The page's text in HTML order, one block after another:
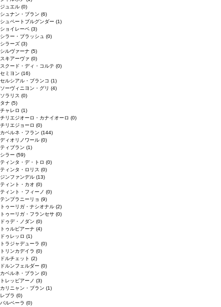
ジュエル (0)
シュナン・ブラン (6)
シュペートブルグンダー (1)
ショイレーベ (3)
シラー・ブラッシュ (0)
シラーズ (3)
シルヴァーナ (5)
スキアーヴァ (0)
スクード・ディ・コルテ (0)
セミヨン (16)
セルシアル・ブランコ (1)
ソーヴィニヨン・グリ (4)
ソラリス (0)
タナ (5)
チャレロ (1)
チリエジオーロ・カナイオーロ (0)
チリエジョーロ (0)
カベルネ・フラン (144)
ディオリノワール (0)
ティブラン (1)
シラー (59)
ティンタ・デ・トロ (0)
ティンタ・ロリス (0)
ジンファンデル (13)
ティント・カオ (0)
ティント・フィーノ (0)
テンプラニーリョ (9)
トゥーリガ・ナシオナル (2)
トゥーリガ・フランセサ (0)
ドゥデ・ノダン (0)
トゥルビアーナ (4)
ドゥレッロ (1)
トラジャデューラ (0)
トリンカデイラ (0)
ドルチェット (2)
ドルンフェルダー (0)
カベルネ・ブラン (0)
トレッビアーノ (3)
カリニャン・ブラン (1)
レブラ (0)
バルベーラ (0)